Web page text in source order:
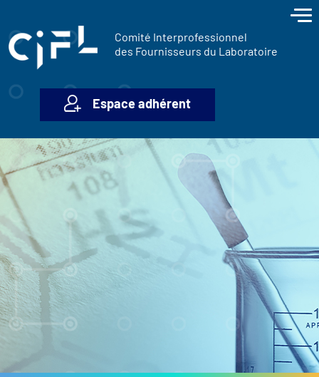
Comité Interprofessionnel
des Fournisseurs du Laboratoire
Espace adhérent